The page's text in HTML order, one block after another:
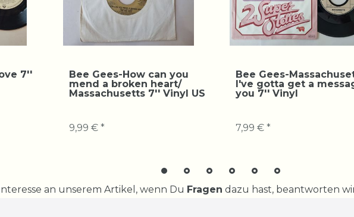
7''
Bee Gees-How can you
mend a broken heart/
Massachusetts 7'' Vinyl US
9,99 € *
Bee Gees-
I've gotta get a
you 7'' Vinyl
7,99 € *
an unserem Artikel, wenn Du Fragen dazu hast, beantworten